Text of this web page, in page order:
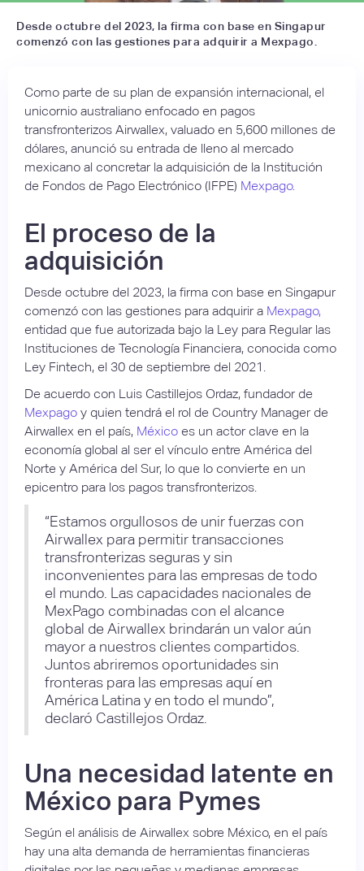
Desde octubre del 2023, la firma con base en Singapur
comenzó con las gestiones para adquirir a Mexpago.
Como parte de su plan de expansión internacional, el
unicornio australiano enfocado en pagos
transfronterizos Airwallex, valuado en 5,600 millones de
dólares, anunció su entrada de lleno al mercado
mexicano al concretar la adquisición de la Institución
de Fondos de Pago Electrónico (IFPE) Mexpago.
El proceso de la
adquisición
Desde octubre del 2023, la firma con base en Singapur
comenzó con las gestiones para adquirir a Mexpago,
entidad que fue autorizada bajo la Ley para Regular las
Instituciones de Tecnología Financiera, conocida como
Ley Fintech, el 30 de septiembre del 2021.
De acuerdo con Luis Castillejos Ordaz, fundador de
Mexpago y quien tendrá el rol de Country Manager de
Airwallex en el país, México es un actor clave en la
economía global al ser el vínculo entre América del
Norte y América del Sur, lo que lo convierte en un
epicentro para los pagos transfronterizos.
“Estamos orgullosos de unir fuerzas con
Airwallex para permitir transacciones
transfronterizas seguras y sin
inconvenientes para las empresas de todo
el mundo. Las capacidades nacionales de
MexPago combinadas con el alcance
global de Airwallex brindarán un valor aún
mayor a nuestros clientes compartidos.
Juntos abriremos oportunidades sin
fronteras para las empresas aquí en
América Latina y en todo el mundo”,
declaró Castillejos Ordaz.
Una necesidad latente en
México para Pymes
Según el análisis de Airwallex sobre México, en el país
hay una alta demanda de herramientas financieras